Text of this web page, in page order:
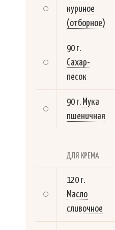
куриное
(отборное)
90 г.
Сахар-
песок
90 г. Мука
пшеничная
ДЛЯ КРЕМА
120 г.
Масло
сливочное